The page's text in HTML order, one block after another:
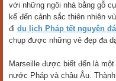
với những ngôi nhà bằng gỗ
kể đến cảnh sắc thiên nhiên
đi du lịch Pháp tết nguyên
chụp được những vẻ đẹp đa
Marseille được biết đến là
nước Pháp và châu Âu.